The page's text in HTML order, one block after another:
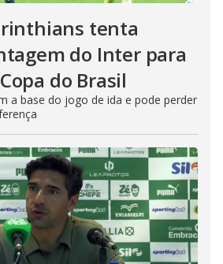
tenta
do Inter para
do Brasil
a base do jogo de ida e pode perder